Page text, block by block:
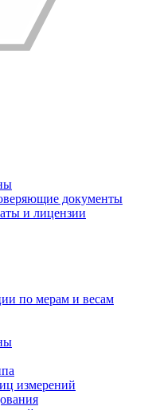
документы
и лицензии
по мерам и весам
измерений